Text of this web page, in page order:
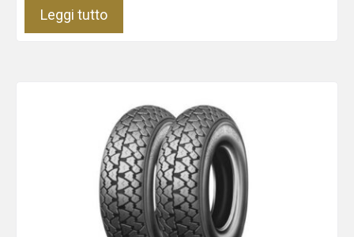
Leggi tutto